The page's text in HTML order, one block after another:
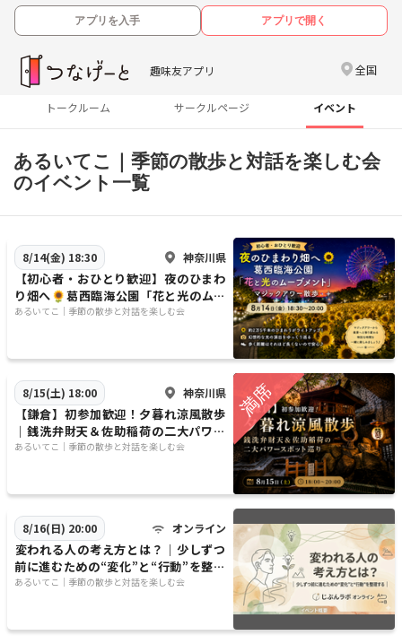
アプリを入手 アプリで開く
趣味友アプリ 全国
トークルーム サークルページ イベント
​​あるいてこ｜季節の散歩と対話を楽しむ会
のイベント一覧
8/14(金) 18:30 神奈川県
​​【初心者・おひとり歓迎】夜のひまわ
り畑へ🌻葛西臨海公園「花と光のムー
ブメント」マジックアワー散歩
​​あるいてこ｜季節の散歩と対話を楽しむ会
8/15(土) 18:00 神奈川県
​​【鎌倉】初参加歓迎！夕暮れ涼風散歩
｜銭洗弁財天＆佐助稲荷の二大パワー
スポット巡り
​​あるいてこ｜季節の散歩と対話を楽しむ会
8/16(日) 20:00 オンライン
​変われる人の考え方とは？｜少しずつ
前に進むための“変化”と“行動”を整理
する｜じぶんラボ オンライン
​​あるいてこ｜季節の散歩と対話を楽しむ会